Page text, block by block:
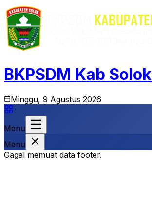
BKPSDM Kab Solok
Minggu, 9 Agustus 2026
Menu
Menu
Gagal memuat data footer.